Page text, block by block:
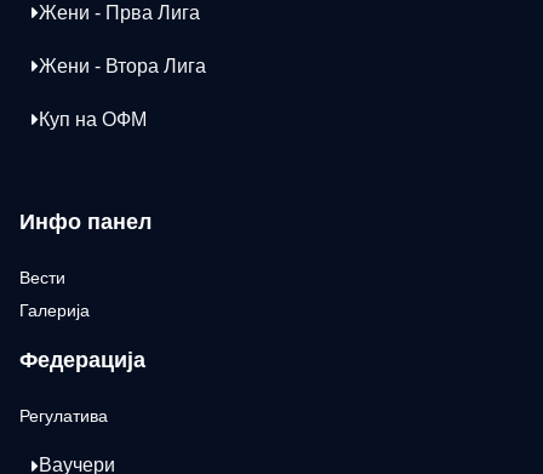
Жени - Прва Лига
Жени - Втора Лига
Куп на ОФМ
Инфо панел
Вести
Галерија
Федерација
Регулатива
Ваучери